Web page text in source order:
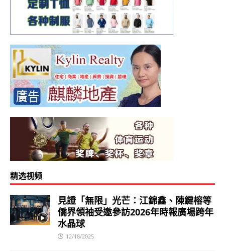
精选视频
見證「無限」光芒：江錦鑫、陳鍵榕等
僑界領袖受邀參訪2026年時報廣場跨年
水晶球
12/18/2025